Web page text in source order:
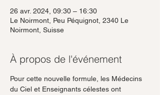
26 avr. 2024, 09:30 – 16:30
Le Noirmont, Peu Péquignot, 2340 Le
Noirmont, Suisse
À propos de l'événement
Pour cette nouvelle formule, les Médecins
du Ciel et Enseignants célestes ont